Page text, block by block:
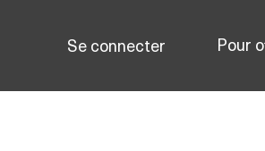
Se connecter Pour